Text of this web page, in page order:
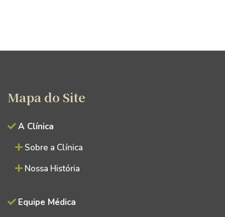
Mapa do Site
A Clínica
Sobre a Clínica
Nossa História
Equipe Médica